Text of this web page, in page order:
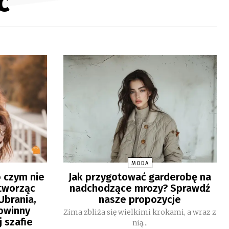
nie
szafie
MODA
Jak przygotować garderobę na
nadchodzące mrozy? Sprawdź
nasze propozycje
Zima zbliża się wielkimi krokami, a wraz z
nią...